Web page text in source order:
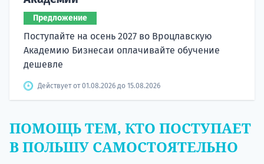
Предложение
Поступайте на осень 2027 во Вроцлавскую
Академию Бизнесаи оплачивайте обучение
дешевле
Действует от 01.08.2026 до 15.08.2026
ПОМОЩЬ ТЕМ, КТО ПОСТУПАЕТ
В ПОЛЬШУ САМОСТОЯТЕЛЬНО